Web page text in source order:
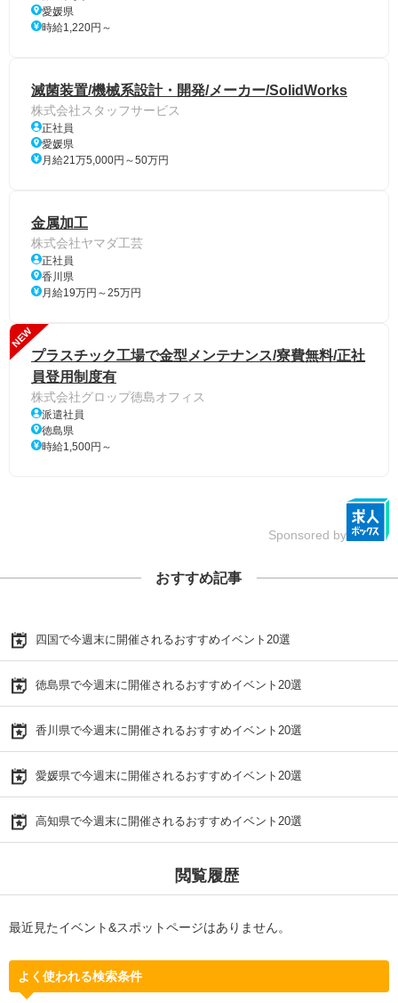
愛媛県
時給1,220円～
滅菌装置/機械系設計・開発/メーカー/SolidWorks
株式会社スタッフサービス
正社員
愛媛県
月給21万5,000円～50万円
金属加工
株式会社ヤマダ工芸
正社員
香川県
月給19万円～25万円
NEW
プラスチック工場で金型メンテナンス/寮費無料/正社
員登用制度有
株式会社グロップ徳島オフィス
派遣社員
徳島県
時給1,500円～
Sponsored by
おすすめ記事
四国で今週末に開催されるおすすめイベント20選
徳島県で今週末に開催されるおすすめイベント20選
香川県で今週末に開催されるおすすめイベント20選
愛媛県で今週末に開催されるおすすめイベント20選
高知県で今週末に開催されるおすすめイベント20選
閲覧履歴
最近見たイベント&スポットページはありません。
よく使われる検索条件